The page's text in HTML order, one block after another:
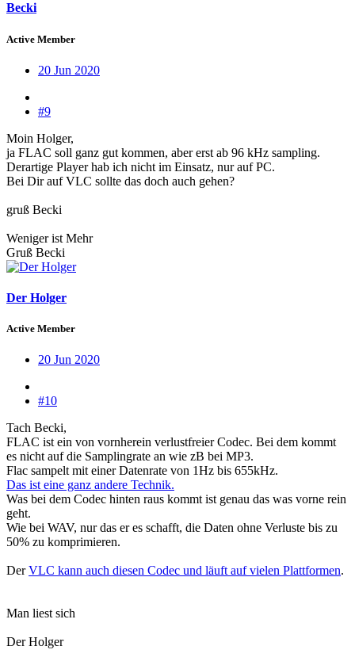
Becki
Active Member
20 Jun 2020
#9
Moin Holger,
ja FLAC soll ganz gut kommen, aber erst ab 96 kHz sampling.
Derartige Player hab ich nicht im Einsatz, nur auf PC.
Bei Dir auf VLC sollte das doch auch gehen?
gruß Becki
Weniger ist Mehr
Gruß Becki
Der Holger
Active Member
20 Jun 2020
#10
Tach Becki,
FLAC ist ein von vornherein verlustfreier Codec. Bei dem kommt
es nicht auf die Samplingrate an wie zB bei MP3.
Flac sampelt mit einer Datenrate von 1Hz bis 655kHz.
Das ist eine ganz andere Technik.
Was bei dem Codec hinten raus kommt ist genau das was vorne rein
geht.
Wie bei WAV, nur das er es schafft, die Daten ohne Verluste bis zu
50% zu komprimieren.
DerVLC kann auch diesen Codec und läuft auf vielen Plattformen.
Man liest sich
Der Holger